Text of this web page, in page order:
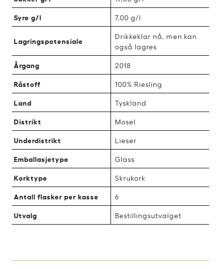
Syre g/l 7,00 g/l
Lagringspotensiale
Drikkeklar nå, men kan
også lagres
Årgang 2018
Råstoff 100% Riesling
Land Tyskland
Distrikt Mosel
Underdistrikt Lieser
Emballasjetype Glass
Korktype Skrukork
Antall flasker per kasse 6
Utvalg Bestillingsutvalget